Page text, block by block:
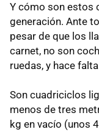
Y cómo son estos
generación. Ante
pesar de que los
carnet, no son
ruedas, y hace
Son cuadriciclos
menos de tres
kg en vacío (unos